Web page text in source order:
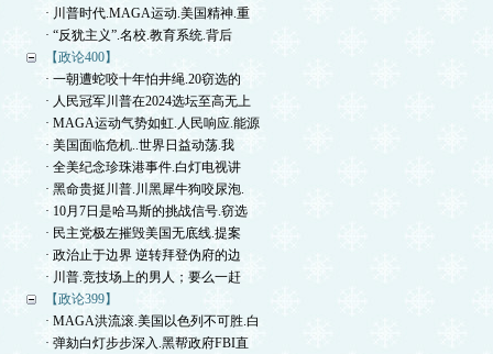
· 川普时代.MAGA运动.美国精神.重
· “反犹主义”.名校.教育系统.背后
【政论400】
· 一朝遭蛇咬十年怕井绳.20窃选的
· 人民冠军川普在2024选坛至高无上
· MAGA运动气势如虹.人民响应.能源
· 美国面临危机..世界日益动荡.我
· 全美纪念珍珠港事件.白灯电视讲
· 黑命贵挺川普.川黑犀牛狗咬尿泡.
· 10月7日是哈马斯的挑战信号.窃选
· 民主党极左摧毁美国无底线.提案
· 政治止于边界 逆转拜登伪府的边
· 川普.竞技场上的男人；要么一赶
【政论399】
· MAGA洪流滚.美国以色列不可胜.白
· 弹劾白灯步步深入.黑帮政府FBI直